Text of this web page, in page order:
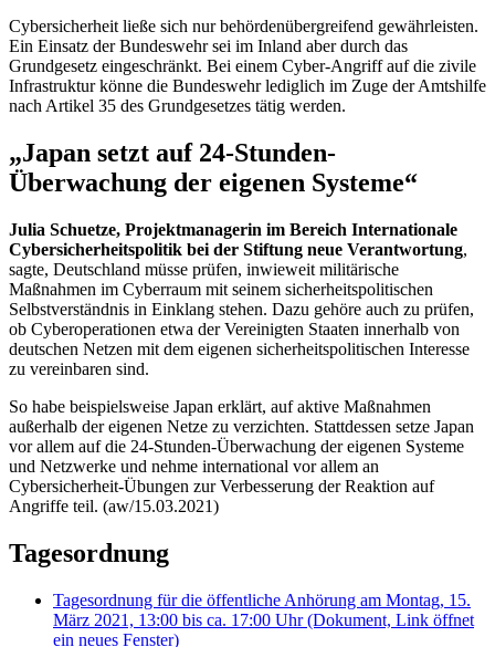
Cybersicherheit ließe sich nur behördenübergreifend gewährleisten.
Ein Einsatz der Bundeswehr sei im Inland aber durch das
Grundgesetz eingeschränkt. Bei einem Cyber-Angriff auf die zivile
Infrastruktur könne die Bundeswehr lediglich im Zuge der Amtshilfe
nach Artikel 35 des Grundgesetzes tätig werden.
„Japan setzt auf 24-Stunden-
Überwachung der eigenen Systeme“
Julia Schuetze, Projektmanagerin im Bereich Internationale
Cybersicherheitspolitik bei der Stiftung neue Verantwortung,
sagte, Deutschland müsse prüfen, inwieweit militärische
Maßnahmen im Cyberraum mit seinem sicherheitspolitischen
Selbstverständnis in Einklang stehen. Dazu gehöre auch zu prüfen,
ob Cyberoperationen etwa der Vereinigten Staaten innerhalb von
deutschen Netzen mit dem eigenen sicherheitspolitischen Interesse
zu vereinbaren sind.
So habe beispielsweise Japan erklärt, auf aktive Maßnahmen
außerhalb der eigenen Netze zu verzichten. Stattdessen setze Japan
vor allem auf die 24-Stunden-Überwachung der eigenen Systeme
und Netzwerke und nehme international vor allem an
Cybersicherheit-Übungen zur Verbesserung der Reaktion auf
Angriffe teil. (aw/15.03.2021)
Tagesordnung
Tagesordnung für die öffentliche Anhörung am Montag, 15.
März 2021, 13:00 bis ca. 17:00 Uhr(Dokument, Link öffnet
ein neues Fenster)